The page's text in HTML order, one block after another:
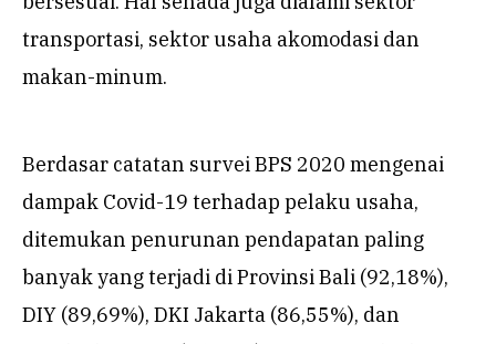
transportasi, sektor usaha akomodasi dan
makan-minum.
Berdasar catatan survei BPS 2020 mengenai
dampak Covid-19 terhadap pelaku usaha,
ditemukan penurunan pendapatan paling
banyak yang terjadi di Provinsi Bali (92,18%),
DIY (89,69%), DKI Jakarta (86,55%), dan